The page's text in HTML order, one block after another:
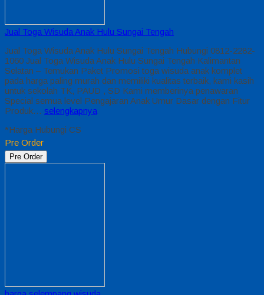
Jual Toga Wisuda Anak Hulu Sungai Tengah
Jual Toga Wisuda Anak Hulu Sungai Tengah Hubungi 0812-2282-
1060 Jual Toga Wisuda Anak Hulu Sungai Tengah Kalimantan
Selatan – Temukan Paket Promosi toga wisuda anak komplet
pada harga paling murah dan memiliki kualitas terbaik, kami kasih
untuk sekolah TK, PAUD , SD Kami memberinya penawaran
Special semua level Pengajaran Anak Umur Dasar dengan Fitur
Produk… selengkapnya
*Harga Hubungi CS
Pre Order
Pre Order